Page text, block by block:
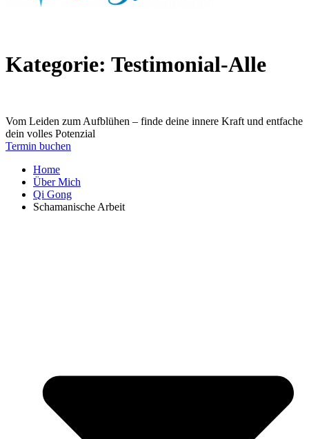
Kategorie: Testimonial-Alle
Vom Leiden zum Aufblühen – finde deine innere Kraft und entfache
dein volles Potenzial
Termin buchen
Home
Über Mich
Qi Gong
Schamanische Arbeit